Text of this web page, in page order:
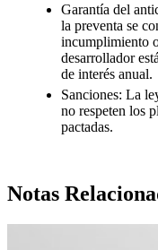
Garantía del
la preventa se
incumplimiento
desarrollador
de interés anual.
Sanciones: La
no respeten los
pactadas.
Notas